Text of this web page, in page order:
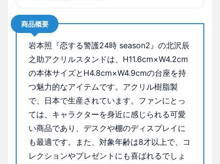
商品概要
岩本照『恋する警護24時 season2』の北沢辰
之助アクリルスタンドは、H11.6cm×W4.2cm
の本体サイズとH4.8cm×W4.9cmの台座を持
つ魅力的なアイテムです。アクリル樹脂製
で、日本で生産されています。ファンにとっ
ては、キャラクターを身近に感じられる可愛
い商品であり、デスクや棚のディスプレイに
も最適です。また、対象年齢は8才以上で、コ
レクションやプレゼントにも喜ばれるでしょ